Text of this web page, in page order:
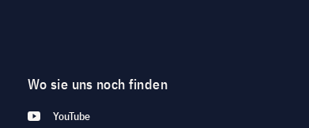
Wo sie uns noch finden
YouTube